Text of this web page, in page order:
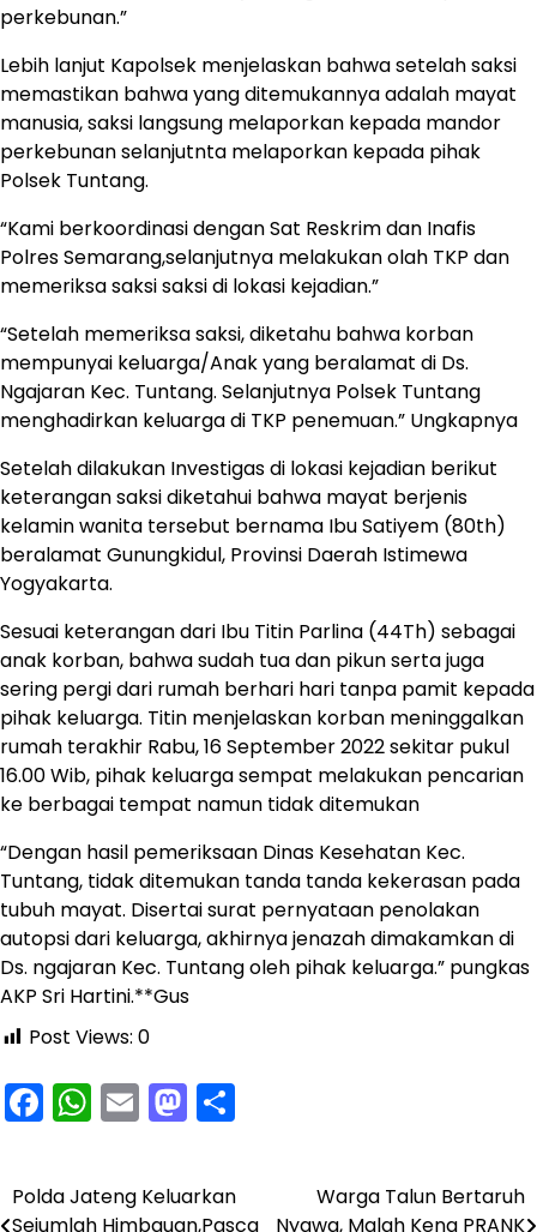
perkebunan.”
Lebih lanjut Kapolsek menjelaskan bahwa setelah saksi
memastikan bahwa yang ditemukannya adalah mayat
manusia, saksi langsung melaporkan kepada mandor
perkebunan selanjutnta melaporkan kepada pihak
Polsek Tuntang.
“Kami berkoordinasi dengan Sat Reskrim dan Inafis
Polres Semarang,selanjutnya melakukan olah TKP dan
memeriksa saksi saksi di lokasi kejadian.”
“Setelah memeriksa saksi, diketahu bahwa korban
mempunyai keluarga/Anak yang beralamat di Ds.
Ngajaran Kec. Tuntang. Selanjutnya Polsek Tuntang
menghadirkan keluarga di TKP penemuan.” Ungkapnya
Setelah dilakukan Investigas di lokasi kejadian berikut
keterangan saksi diketahui bahwa mayat berjenis
kelamin wanita tersebut bernama Ibu Satiyem (80th)
beralamat Gunungkidul, Provinsi Daerah Istimewa
Yogyakarta.
Sesuai keterangan dari Ibu Titin Parlina (44Th) sebagai
anak korban, bahwa sudah tua dan pikun serta juga
sering pergi dari rumah berhari hari tanpa pamit kepada
pihak keluarga. Titin menjelaskan korban meninggalkan
rumah terakhir Rabu, 16 September 2022 sekitar pukul
16.00 Wib, pihak keluarga sempat melakukan pencarian
ke berbagai tempat namun tidak ditemukan
“Dengan hasil pemeriksaan Dinas Kesehatan Kec.
Tuntang, tidak ditemukan tanda tanda kekerasan pada
tubuh mayat. Disertai surat pernyataan penolakan
autopsi dari keluarga, akhirnya jenazah dimakamkan di
Ds. ngajaran Kec. Tuntang oleh pihak keluarga.” pungkas
AKP Sri Hartini.**Gus
Post Views: 0
Facebook
WhatsApp
EmailMastodon
Navigasi
Polda Jateng Keluarkan
Sejumlah Himbauan,Pasca
Warga Talun Bertaruh
Nyawa, Malah Kena PRANK